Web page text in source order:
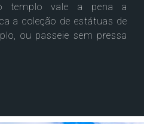
templo vale a pena a
a coleção de estátuas de
ou passeie sem pressa